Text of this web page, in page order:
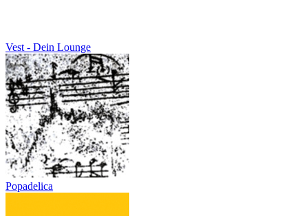
Vest - Dein Lounge
Popadelica